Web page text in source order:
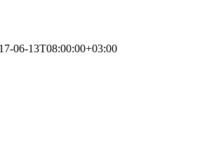
06-13T08:00:00+03:00